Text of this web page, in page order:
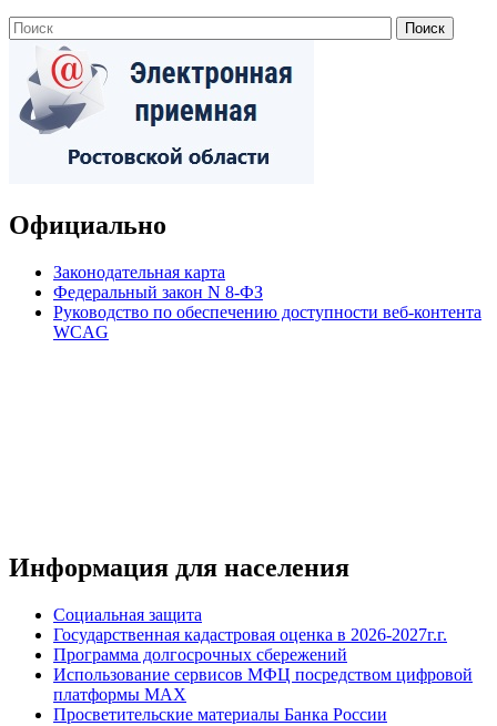
Официально
Законодательная карта
Федеральный закон N 8-ФЗ
Руководство по обеспечению доступности веб-контента
WCAG
Информация для населения
Социальная защита
Государственная кадастровая оценка в 2026-2027г.г.
Программа долгосрочных сбережений
Использование сервисов МФЦ посредством цифровой
платформы MAX
Просветительские материалы Банка России